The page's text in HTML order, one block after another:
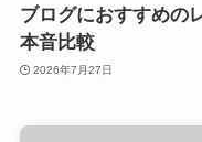
ブログにおすすめの
本音比較
2026年7月27日